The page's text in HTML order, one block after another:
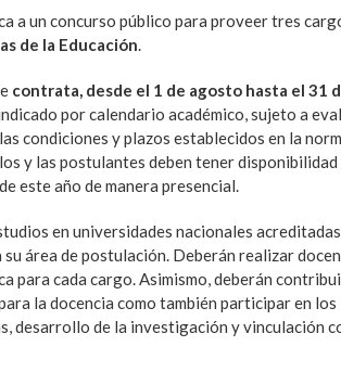
a un concurso público para proveer tres
de la Educación
contrata, desde el 1 de agosto hasta el 31
por calendario académico, sujeto a
condiciones y plazos establecidos en la
y las postulantes deben tener disponibilidad
este año de manera presencial.
en universidades nacionales
área de postulación. Deberán realizar
para cada cargo. Asimismo, deberán
la docencia como también participar en los
desarrollo de la investigación y vinculación